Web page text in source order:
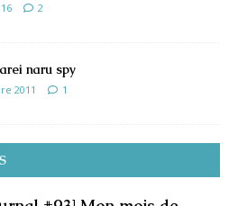
2
naru spy
2011 1